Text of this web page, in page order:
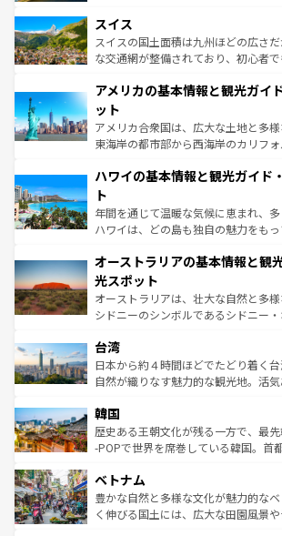
を参照してほしい。
は、お酒好きな人にはぜひ体験してほしい。 なお
ドイツ情報はコンテンツ一覧を参照
リアごとに異なる魅力がある。また、
ティー、ビール好きにはたまらない
戦など、本場だからこそできる体験
ンツ一覧を参照してほしい。
スイス
スイスの国土面積は九州ほどの広さ
な交通網が整備されており、初心者
の建物がそのまま残る町や、スイスな
博物館もあり、アルプス観光だけでな
ことができる。国民の所得が高いため
者向けの交通パス提供のサービスも
着のスイス情報はコンテンツ一覧を
アメリカの基本情報と観光ガイ
ット
アメリカ合衆国は、広大な土地と多様
東海岸の都市部から西海岸のカリフ
のような巨大都市は、観光、ショッピ
ンメントが詰まった刺激的なスポット
西部には大自然が広がり、グランド
ストーン国立公園といった絶景が堪
文化が魅力。旅行者はアメリカの各地
しみながら、その多様性と豊かな歴史
るだろう。車でのロードトリップや列
ならではの贅沢な旅のスタイルだ。 なお、新着のアメリカ
情報は コンテンツ一覧 を参照してほ
ハワイの基本情報と観光ガイド
ト
年間を通じて温暖な気候に恵まれ、
ハワイは、どの島も独自の魅力をも
ワイ島は見逃せない。また、定番の観
島だが、静かな自然を求めるならマウ
おすすめ。エメラルドグリーンに輝く
文化や歴史が息づいている。「アロ
人々、おいしいローカルフードやハワ
ク、伝統的なフラダンスなど、すべ
っている。訪れるたびに新しい発見と
はコンテンツ一覧
オーストラリアの基本情報と観
光スポット
オーストラリアは、壮大な自然と多様
シドニーのシンボルであるシドニー
リアリーフや大陸中央部にそびえるウ
ク）、タスマニアの美しい原生林や
ど、見どころがたくさん。また、カ
いる。アクティビティも充実しており
ビング、ハイキングなど、アウトド
い。オーストラリアの多彩な魅力を
参照してほしい。
台湾
日本から約４時間ほどでたどり着く
自然が織りなす魅力的な観光地。活
ン）、静ひつな山岳地帯である台湾東
と山間の静けさが共存しており、訪
驚きをもたらしてくれる。また、奥
容にもいいと評判のスイーツなど、バ
が味わえる。 なお、新着の台湾情報は
照してほしい。
韓国
歴史ある王朝文化が残る一方で、最
-POPで世界を席巻している韓国。首
き、地方に足を延ばせば四季折々の自
できる。そして、キムチや焼肉、絶
まで、さまざまな韓国料理が待って
ベトナム
豊かな自然と多様な文化が魅力的な
く伸びる国土には、広大な田園風景